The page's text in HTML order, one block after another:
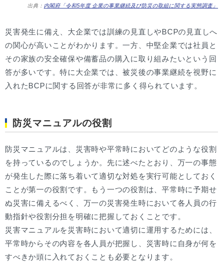
出典： 内閣府「令和5年度 企業の事業継続及び防災の取組に関する実態調査」
災害発生に備え、大企業では訓練の見直しやBCPの見直しへ
の関心が高いことがわかります。一方、中堅企業では社員と
その家族の安全確保や備蓄品の購入に取り組みたいという回
答が多いです。特に大企業では、被災後の事業継続を視野に
入れたBCPに関する回答が非常に多く得られています。
防災マニュアルの役割
防災マニュアルは、災害時や平常時においてどのような役割
を持っているのでしょうか。先に述べたとおり、万一の事態
が発生した際に落ち着いて適切な対処を実行可能としておく
ことが第一の役割です。もう一つの役割は、平常時に予期せ
ぬ災害に備えるべく、万一の災害発生時において各人員の行
動指針や役割分担を明確に把握しておくことです。
災害マニュアルを災害時において適切に運用するためには、
平常時からその内容を各人員が把握し、災害時に自身が何を
すべきか頭に入れておくことも必要となります。